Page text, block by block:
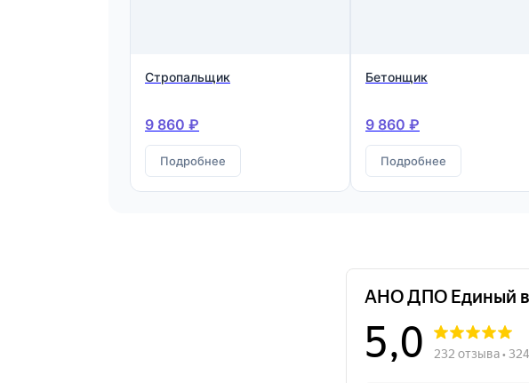
Стропальщик
9 860 ₽
Подробнее
Бетонщик
9 860 ₽
Подробнее